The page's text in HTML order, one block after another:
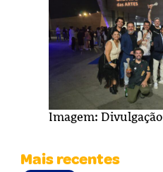
Imagem: Divulgação
Mais recentes